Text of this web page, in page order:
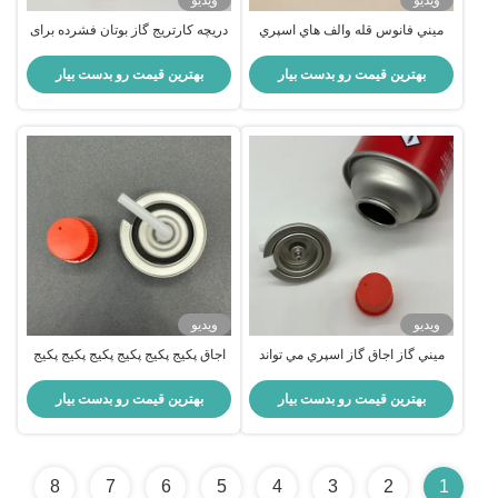
ميني فانوس قله والف هاي اسپري
کمپينگ و سفر کنترل دقت
بهترین قیمت رو بدست بیار
دریچه کارتریج گاز بوتان فشرده برای
عملکرد بالا
بهترین قیمت رو بدست بیار
ویدیو
ميني گاز اجاق گاز اسپري مي تواند
مناسب برای سفر و کمپینگ دوام بالا
بهترین قیمت رو بدست بیار
ویدیو
اجاق پکیج پکیج پکیج پکیج پکیج پکیج
بهترین قیمت رو بدست بیار
1
2
3
4
5
6
7
8